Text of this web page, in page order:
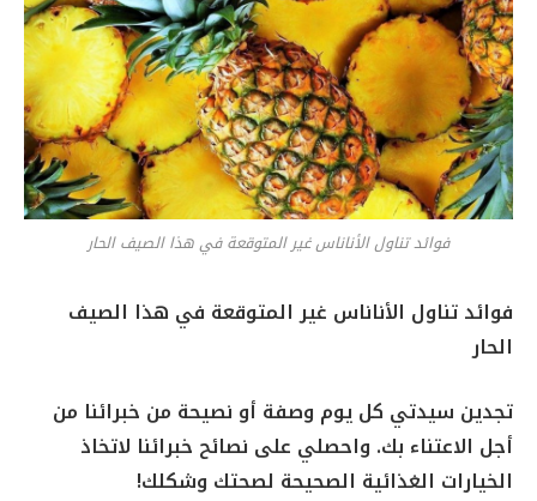
فوائد تناول الأناناس غير المتوقعة في هذا الصيف الحار
فوائد تناول الأناناس غير المتوقعة في هذا الصيف
الحار
تجدين سيدتي كل يوم وصفة أو نصيحة من خبرائنا من
أجل الاعتناء بك. واحصلي على نصائح خبرائنا لاتخاذ
الخيارات الغذائية الصحيحة لصحتك وشكلك!